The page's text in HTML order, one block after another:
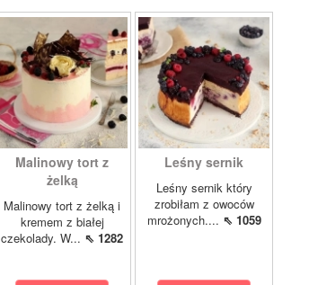
Malinowy tort z
żelką
Malinowy tort z żelką i
kremem z białej
czekolady. W... ⇖ 1282
Leśny sernik
Leśny sernik który
zrobiłam z owoców
mrożonych.... ⇖ 1059